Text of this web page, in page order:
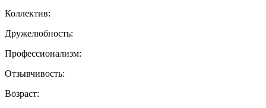
Коллектив:
Дружелюбность:
Профессионализм:
Отзывчивость:
Возраст: